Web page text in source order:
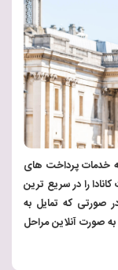
خدمات پرداخت های
را در سریع ترین
صورتی که تمایل به
صورت آنلاین مراحل